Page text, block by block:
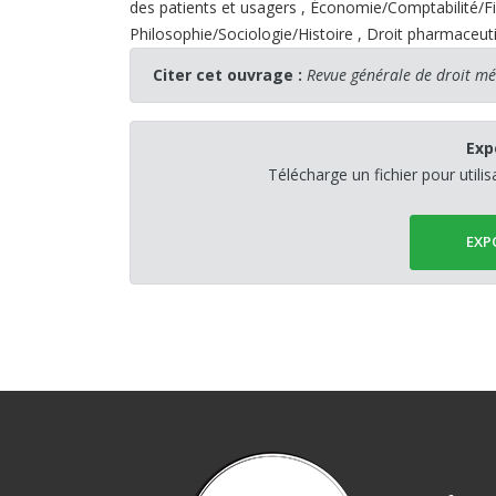
des patients et usagers , Économie/Comptabilité/
Philosophie/Sociologie/Histoire , Droit
Citer cet ouvrage : Revue générale de droit
Télécharge un fichier pour